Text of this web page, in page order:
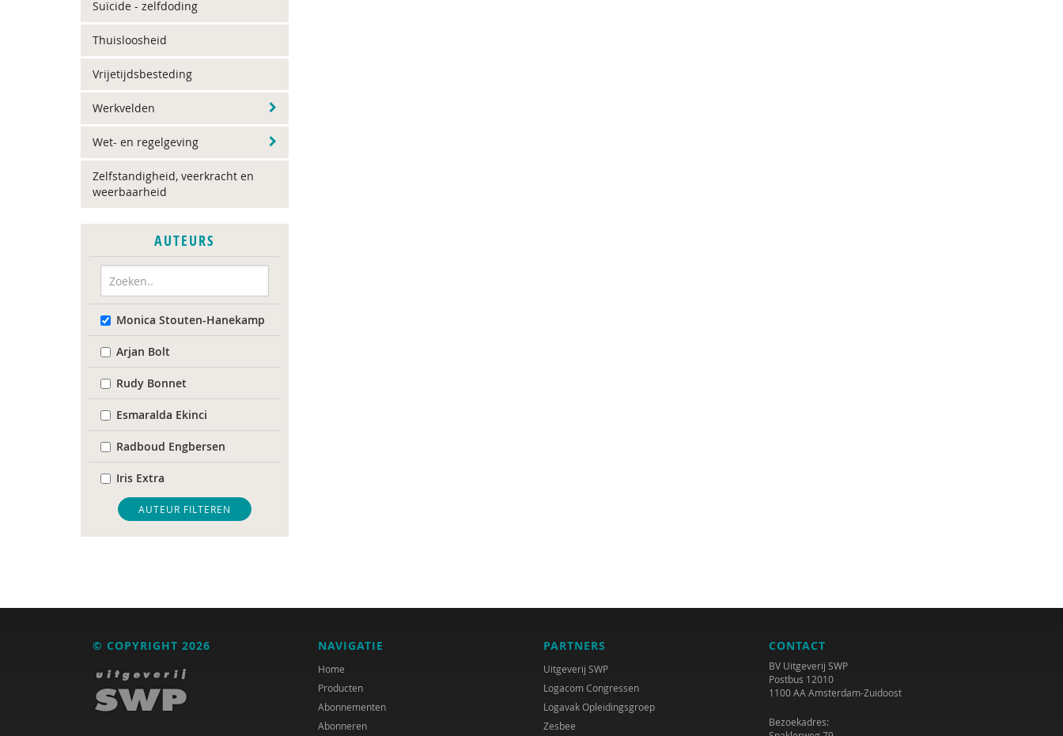
Suïcide - zelfdoding
Thuisloosheid
Vrijetijdsbesteding
Werkvelden
Wet- en regelgeving
Zelfstandigheid, veerkracht en
weerbaarheid
AUTEURS
Monica Stouten-Hanekamp
Arjan Bolt
Rudy Bonnet
Esmaralda Ekinci
Radboud Engbersen
Iris Extra
Thijs Jansen
Rienk Janssens
Hellen Kooijman
Maria van Rooijen
Aletta Simons
AUTEUR FILTEREN
© COPYRIGHT 2026 NAVIGATIE
Home
Producten
Abonnementen
Abonneren
PARTNERS
Uitgeverij SWP
Logacom Congressen
Logavak Opleidingsgroep
Zesbee
CONTACT
BV Uitgeverij SWP
Postbus 12010
1100 AA Amsterdam-Zuidoost
Bezoekadres: